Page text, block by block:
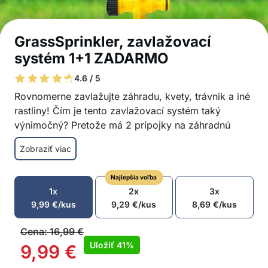
GrassSprinkler, zavlažovací
systém 1+1 ZADARMO
4.6 / 5
Rovnomerne zavlažujte záhradu, kvety, trávnik a iné
rastliny! Čím je tento zavlažovací systém taký
výnimočný? Pretože má 2 prípojky na záhradnú
hadicu a tandemové zavlažovanie a otočnú dýzu
možno nastaviť tak, aby striekala vodu v uhle 90°,
Zavlažovací systém umožňuje nastaviť uhol
rozprašovania – 90°, 180° alebo 360°.
Otočná tryska
Rovnomerné zavlažovanie a rozprašovanie
Široký dosah rozstrekovania vody – až 12
Zobraziť viac
1x
9,99 €/kus
Najlepšia voľba
2x
9,29€/kus
3x
8,69€/kus
Cena:16,99€
9,99 € Uložiť 41%